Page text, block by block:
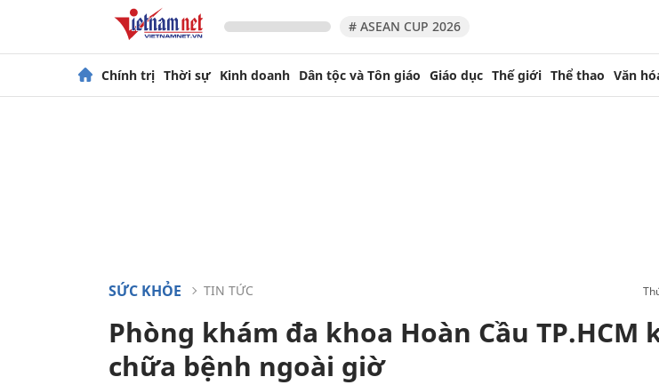
# ASEAN CUP 2026
Chính trị Thời sự Kinh doanh Dân tộc và Tôn giáo Giáo dục Thế giới Thể thao Văn
SỨC KHỎE TIN TỨC
Phòng khám đa khoa Hoàn Cầu TP.HCM
chữa bệnh ngoài giờ